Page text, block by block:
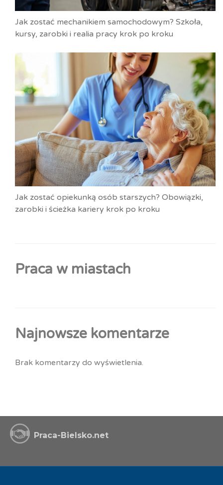
Jak zostać mechanikiem samochodowym? Szkoła,
kursy, zarobki i realia pracy krok po kroku
Jak zostać opiekunką osób starszych? Obowiązki,
zarobki i ścieżka kariery krok po kroku
Praca w miastach
Najnowsze komentarze
Brak komentarzy do wyświetlenia.
Praca-Bielsko.net